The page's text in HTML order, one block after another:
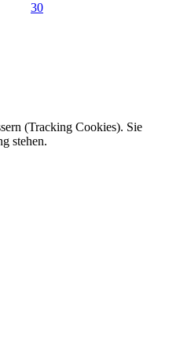
30
(Tracking Cookies). Sie
stehen.